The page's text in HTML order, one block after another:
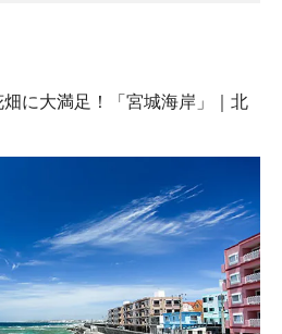
に大満足！「宮城海岸」｜北